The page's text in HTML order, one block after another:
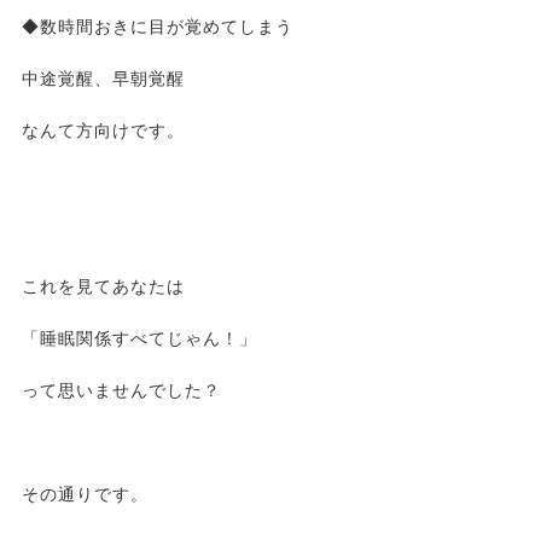
◆数時間おきに目が覚めてしまう
中途覚醒、早朝覚醒
なんて方向けです。
これを見てあなたは
「睡眠関係すべてじゃん！」
って思いませんでした？
その通りです。